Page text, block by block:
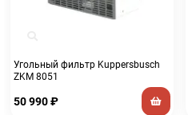
Угольный фильтр Kuppersbusch
ZKM 8051
50 990₽